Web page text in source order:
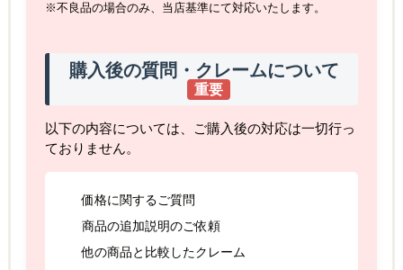
※不良品の場合のみ、当店基準にて対応いたします。
購入後の質問・クレームについて
重要
以下の内容については、ご購入後の対応は一切行っ
ておりません。
価格に関するご質問
商品の追加説明のご依頼
他の商品と比較したクレーム